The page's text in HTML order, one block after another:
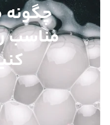
مناسب